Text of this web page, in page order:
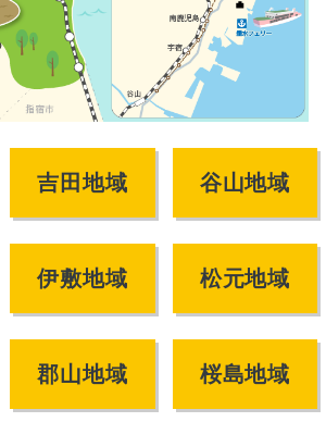
吉田地域 谷山地域
伊敷地域 松元地域
郡山地域 桜島地域